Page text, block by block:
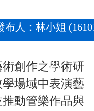
布人： 林小姐 (
創作之學術研
場域中表演藝
動管樂作品與